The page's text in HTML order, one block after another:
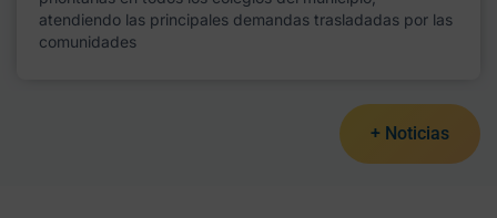
atendiendo las principales demandas trasladadas por las
comunidades
+ Noticias